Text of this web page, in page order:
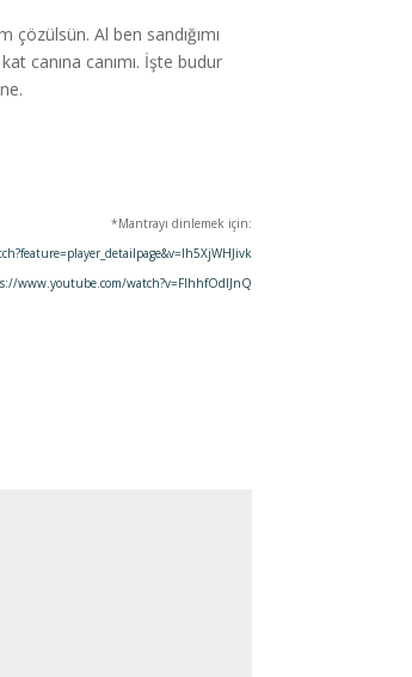
Al ben sandığımı
canına canımı. İşte budur
*Mantrayı dinlemek için:
www.youtube.com/watch?v=FlhhfOdlJnQ